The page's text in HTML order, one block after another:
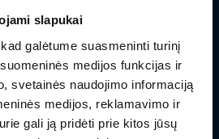
slapukai
galėtume suasmeninti turinį
medijos funkcijas ir
svetainės naudojimo informaciją
medijos, reklamavimo ir
gali ją pridėti prie kitos jūsų
aktualius klausimus.